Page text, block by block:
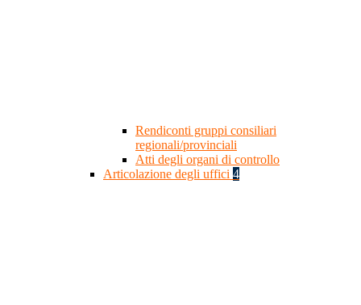
Rendiconti gruppi consiliari
regionali/provinciali
Atti degli organi di controllo
Articolazione degli uffici 4